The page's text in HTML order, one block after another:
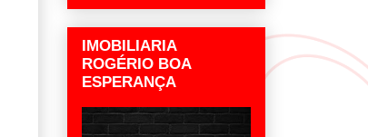
IMOBILIARIA
ROGÉRIO BOA
ESPERANÇA